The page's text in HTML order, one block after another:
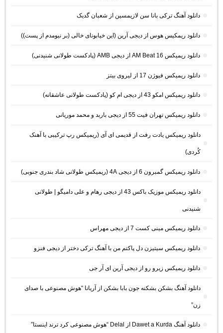
دانلود آهنگ ترکی بانا سن لازیمسین از شعبان گدیک
دانلود ریمکیس هوس از دیجی آرین (این خیابونای خالی (بر نیومدم از پست))
دانلود ریمیکس AM Beat 16 از دیجی AMB (پادکست طولانی شنیدنی)
دانلود ریمیکس فیوژن 17 از لیروی بیتز
دانلود ریمیکس امکو 43 از دیجی ام کو (پادکست طولانی عاشقانه)
دانلود ریمیکس تهران فیت 55 از دیجی باربد و محمد موریانی
دانلود ریمیکس یادت رفت از قدیمی ای آی (ریمیکس رپ ترکیبی با آهنک
کُردی)
دانلود ریمیکس گمبرون 6 از دیجی 4A (ریمیکس طولانی شاد بندری جنوبی)
دانلود ریمیکس موزیک باکس 43 از دیجی رهام و علی دامیگو | طولانی
شنیدنی
دانلود ریمیکس مینی کست 7 از دیجی مهراس
دانلود ریمیکس سیتیزن دل پاکتم من با آهنگ ترکی دختر از دیجی فنزو
دانلود ریمیکس زیرو رو از دیجی آرین ای آر جی
دانلود آهنگ بشکن بشکنه جون بابا بشکن از آریانا “هوش مصنوعی با صدای
زن”
دانلود آهنگ Dawet a Kurda از Delal “هوش مصنوعی کرد ترند اینستا”